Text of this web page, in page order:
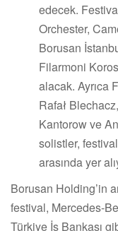
edecek.
Orchester,
Borusan
Filarmoni
alacak. Ayrıca
Rafał
Kantorow ve
solistler,
arasında yer
Borusan Holding’in
festival, Mercedes-
Türkiye İş Bankası